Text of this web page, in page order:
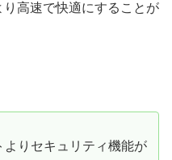
高速で快適にすることが
よりセキュリティ機能が